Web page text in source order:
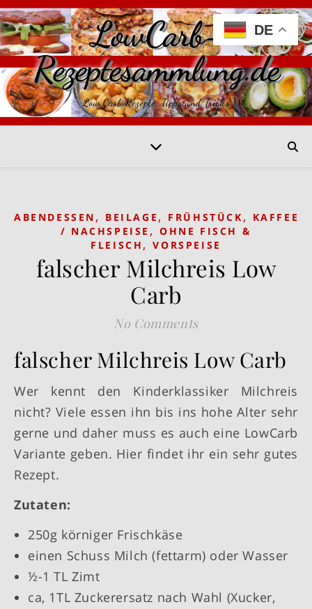
LowCarb-
Rezeptesammlung.de
Low Carb Rezepte, Tipps und Tricks
ABENDESSEN , BEILAGE , FRÜHSTÜCK , KAFFEE
/ NACHSPEISE , OHNE FISCH &
FLEISCH ,VORSPEISE
falscher Milchreis Low
Carb
No Comments
falscher Milchreis Low Carb
Wer kennt den Kinderklassiker Milchreis
nicht? Viele essen ihn bis ins hohe Alter sehr
gerne und daher muss es auch eine LowCarb
Variante geben. Hier findet ihr ein sehr gutes
Rezept.
Zutaten:
250g körniger Frischkäse
einen Schuss Milch (fettarm) oder Wasser
½-1 TL Zimt
ca, 1TL Zuckerersatz nach Wahl (Xucker,
DE